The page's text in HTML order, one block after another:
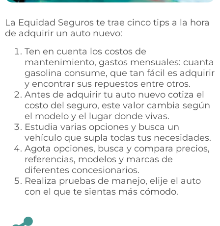
La Equidad Seguros te trae cinco tips a la hora
de adquirir un auto nuevo:
Ten en cuenta los costos de
mantenimiento, gastos mensuales: cuanta
gasolina consume, que tan fácil es adquirir
y encontrar sus repuestos entre otros.
Antes de adquirir tu auto nuevo cotiza el
costo del seguro, este valor cambia según
el modelo y el lugar donde vivas.
Estudia varias opciones y busca un
vehículo que supla todas tus necesidades.
Agota opciones, busca y compara precios,
referencias, modelos y marcas de
diferentes concesionarios.
Realiza pruebas de manejo, elije el auto
con el que te sientas más cómodo.